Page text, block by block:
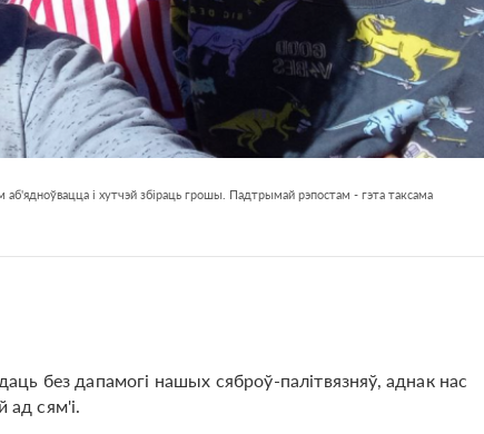
і хутчэй збіраць грошы. Падтрымай рэпостам - гэта таксама
без дапамогі нашых сяброў-палітвязняў, аднак нас
ад сям'і.